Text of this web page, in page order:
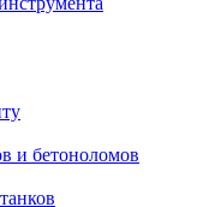
и бетоноломов